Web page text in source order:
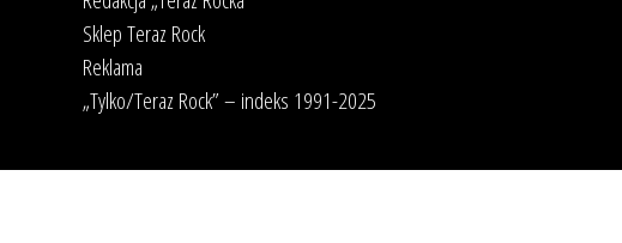
Sklep Teraz Rock
Reklama
„Tylko/Teraz Rock” – indeks 1991-2025